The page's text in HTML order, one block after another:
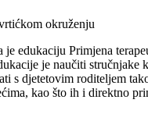
je edukaciju Primjena
je naučiti stručnjake
s djetetovim roditeljem
kao što ih i direktno